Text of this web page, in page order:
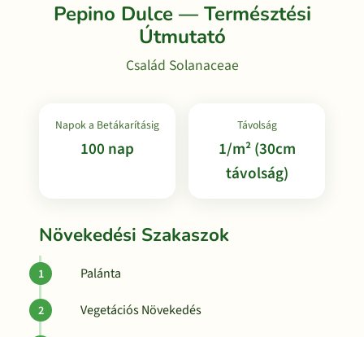
Pepino Dulce — Természtési
Útmutató
Család Solanaceae
Napok a Betákarításig
100 nap
Távolság
1/m² (30cm
távolság)
Növekedési Szakaszok
Palánta
Vegetációs Növekedés